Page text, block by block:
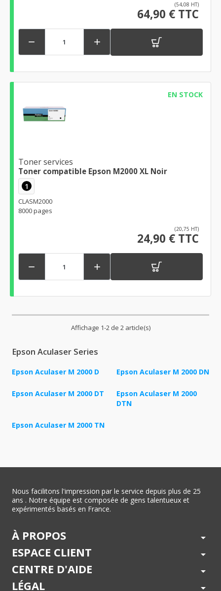
(54,08 HT)
64,90 € TTC
 
EN STOCK
Toner services
Toner compatible Epson M2000 XL Noir
1
CLASM2000
8000 pages
(20,75 HT)
24,90 € TTC
 
Affichage 1-2 de 2 article(s)
Epson Aculaser Series
Epson Aculaser M 2000 D Epson Aculaser M 2000 DN
Epson Aculaser M 2000 DT
Epson Aculaser M 2000
DTN
Epson Aculaser M 2000 TN
Nous facilitons l'impression par le service depuis plus de 25
ans . Notre équipe est composée de gens talentueux et
expérimentés basés en France.
À PROPOS arrow_drop_down
ESPACE CLIENT arrow_drop_down
CENTRE D'AIDE arrow_drop_down
LÉGAL arrow_drop_down